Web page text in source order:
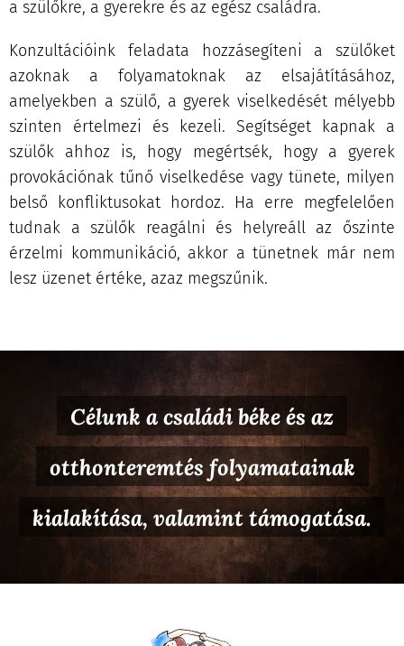
a szülőkre, a gyerekre és az egész családra.
Konzultációink feladata hozzásegíteni a szülőket
azoknak a folyamatoknak az elsajátításához,
amelyekben a szülő, a gyerek viselkedését mélyebb
szinten értelmezi és kezeli. Segítséget kapnak a
szülők ahhoz is, hogy megértsék, hogy a gyerek
provokációnak tűnő viselkedése vagy tünete, milyen
belső konfliktusokat hordoz. Ha erre megfelelően
tudnak a szülők reagálni és helyreáll az őszinte
érzelmi kommunikáció, akkor a tünetnek már nem
lesz üzenet értéke, azaz megszűnik.
Célunk a családi béke és az
otthonteremtés folyamatainak
kialakítása, valamint támogatása.